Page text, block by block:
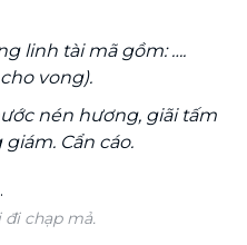
linh tài mã gồm: ….
vong).
nén hương, giãi tấm
Cẩn cáo.
đi chạp mả.